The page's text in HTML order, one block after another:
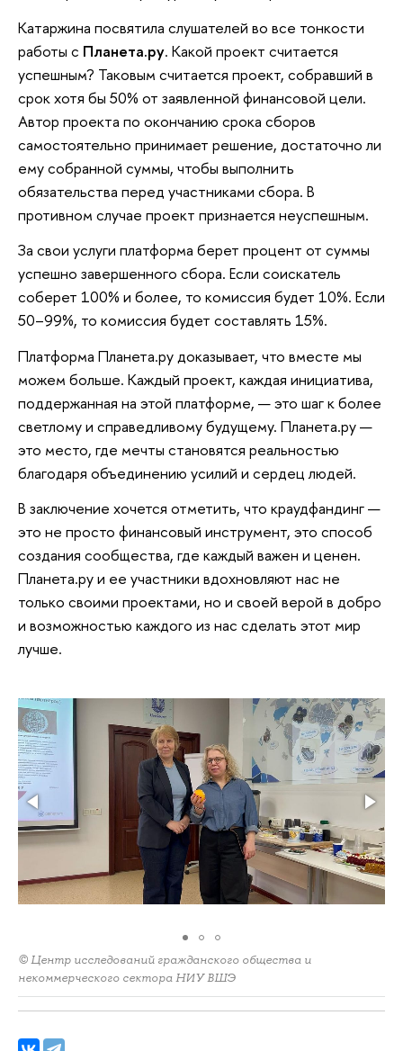
Катаржина посвятила слушателей во все тонкости
работы с Планета.ру. Какой проект считается
успешным? Таковым считается проект, собравший в
срок хотя бы 50% от заявленной финансовой цели.
Автор проекта по окончанию срока сборов
самостоятельно принимает решение, достаточно ли
ему собранной суммы, чтобы выполнить
обязательства перед участниками сбора. В
противном случае проект признается неуспешным.
За свои услуги платформа берет процент от суммы
успешно завершенного сбора. Если соискатель
соберет 100% и более, то комиссия будет 10%. Если
50–99%, то комиссия будет составлять 15%.
Платформа Планета.ру доказывает, что вместе мы
можем больше. Каждый проект, каждая инициатива,
поддержанная на этой платформе, — это шаг к более
светлому и справедливому будущему. Планета.ру —
это место, где мечты становятся реальностью
благодаря объединению усилий и сердец людей.
В заключение хочется отметить, что краудфандинг —
это не просто финансовый инструмент, это способ
создания сообщества, где каждый важен и ценен.
Планета.ру и ее участники вдохновляют нас не
только своими проектами, но и своей верой в добро
и возможностью каждого из нас сделать этот мир
лучше.
© Центр исследований гражданского общества и
некоммерческого сектора НИУ ВШЭ